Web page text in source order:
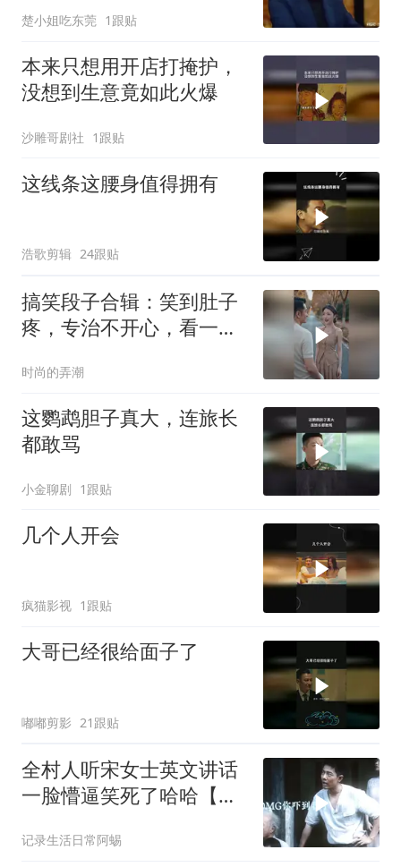
楚小姐吃东莞 1跟贴
本来只想用开店打掩护，
没想到生意竟如此火爆
沙雕哥剧社 1跟贴
这线条这腰身值得拥有
浩歌剪辑 24跟贴
搞笑段子合辑：笑到肚子
疼，专治不开心，看一遍
时尚的弄潮
这鹦鹉胆子真大，连旅长
都敢骂
小金聊剧 1跟贴
几个人开会
疯猫影视 1跟贴
大哥已经很给面子了
嘟嘟剪影 21跟贴
全村人听宋女士英文讲话
一脸懵逼笑死了哈哈【肖
故事片
记录生活日常阿蜴